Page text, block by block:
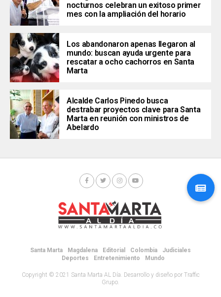
nocturnos celebran un exitoso primer
mes con la ampliación del horario
Los abandonaron apenas llegaron al
mundo: buscan ayuda urgente para
rescatar a ocho cachorros en Santa
Marta
Alcalde Carlos Pinedo busca
destrabar proyectos clave para Santa
Marta en reunión con ministros de
Abelardo
Santa Marta Magdalena Editorial Colombia
Judiciales
Deportes
Entretenimiento Mundo
Copyright © 2021 Santa Marta AL Día. Desarrollo y diseño por Traffic
Grupo.